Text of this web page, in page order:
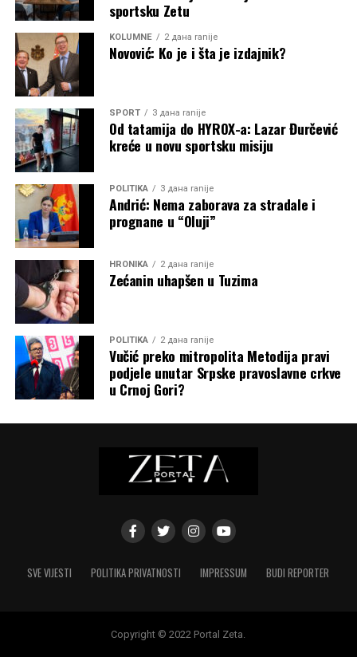
sportsku Zetu
KOLUMNE 2 дана ranije
Novović: Ko je i šta je izdajnik?
SPORT 3 дана ranije
Od tatamija do HYROX-a: Lazar Đurčević
kreće u novu sportsku misiju
POLITIKA 3 дана ranije
Andrić: Nema zaborava za stradale i
prognane u “Oluji”
HRONIKA 2 дана ranije
Zećanin uhapšen u Tuzima
POLITIKA 2 дана ranije
Vučić preko mitropolita Metodija pravi
podjele unutar Srpske pravoslavne crkve
u Crnoj Gori?
SVE VIJESTI POLITIKA PRIVATNOSTI IMPRESSUM BUDI REPORTER
Copyright © 2022 Portal Zeta.